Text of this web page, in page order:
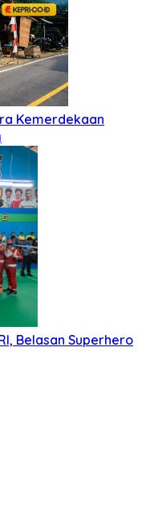
Kemerdekaan
Belasan Superhero